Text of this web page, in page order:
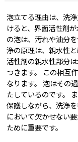
泡立てる理由は、洗
けると、界面活性剤
の泡は、汚れや油分
浄の原理は、親水性
活性剤の親水性部分
つきます。 この相互
なります。 泡はその
たしているのです。
保護しながら、洗浄
において欠かせない
ために重要です。